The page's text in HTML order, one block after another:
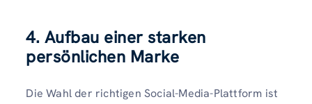
4. Aufbau einer starken
persönlichen Marke
Die Wahl der richtigen Social-Media-Plattform ist